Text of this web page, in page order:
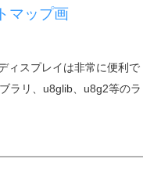
マップ画
ィスプレイは非常に便利で
ラリ、u8glib、u8g2等のラ